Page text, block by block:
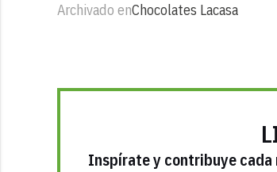
Archivado enChocolates Lacasa
Inspírate y contribuye cada